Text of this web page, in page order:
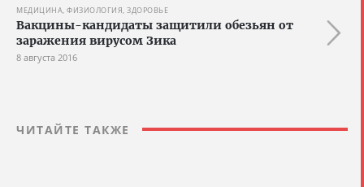
МЕДИЦИНА, ФИЗИОЛОГИЯ, ЗДОРОВЬЕ
Вакцины-кандидаты защитили обезьян от
заражения вирусом Зика
8 августа 2016
ЧИТАЙТЕ ТАКЖЕ